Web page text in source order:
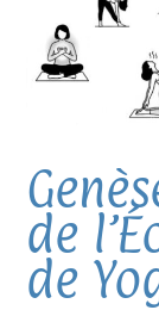
de
de